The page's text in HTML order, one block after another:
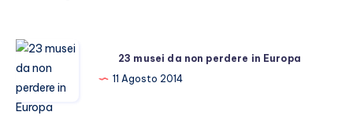
23
musei
da
non
23 musei da non perdere in Europa
11 Agosto 2014